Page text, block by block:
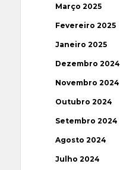
Março 2025
Fevereiro 2025
Janeiro 2025
Dezembro 2024
Novembro 2024
Outubro 2024
Setembro 2024
Agosto 2024
Julho 2024